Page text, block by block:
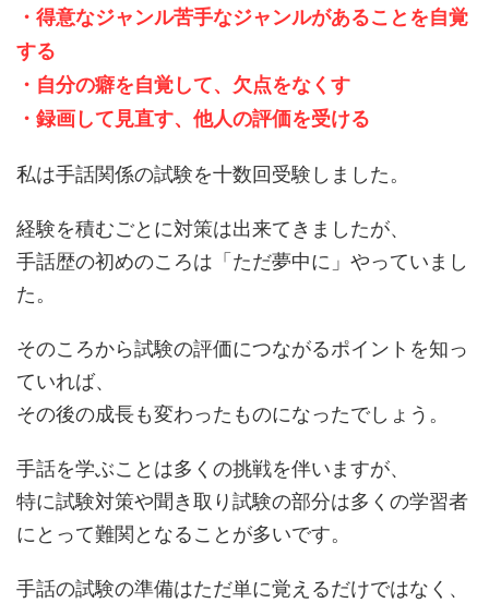
・得意なジャンル苦手なジャンルがあることを自覚
する
・自分の癖を自覚して、欠点をなくす
・録画して見直す、他人の評価を受ける
私は手話関係の試験を十数回受験しました。
経験を積むごとに対策は出来てきましたが、
手話歴の初めのころは「ただ夢中に」やっていまし
た。
そのころから試験の評価につながるポイントを知っ
ていれば、
その後の成長も変わったものになったでしょう。
手話を学ぶことは多くの挑戦を伴いますが、
特に試験対策や聞き取り試験の部分は多くの学習者
にとって難関となることが多いです。
手話の試験の準備はただ単に覚えるだけではなく、